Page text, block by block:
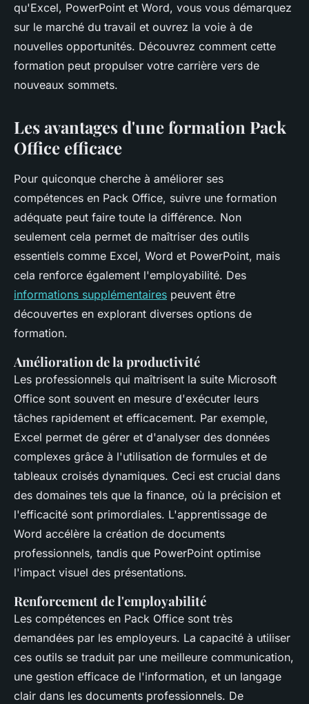
qu'Excel, PowerPoint et Word, vous vous démarquez
sur le marché du travail et ouvrez la voie à de
nouvelles opportunités. Découvrez comment cette
formation peut propulser votre carrière vers de
nouveaux sommets.
Les avantages d'une formation Pack
Office efficace
Pour quiconque cherche à améliorer ses
compétences en Pack Office, suivre une formation
adéquate peut faire toute la différence. Non
seulement cela permet de maîtriser des outils
essentiels comme Excel, Word et PowerPoint, mais
cela renforce également l'employabilité. Des
informations supplémentaires peuvent être
découvertes en explorant diverses options de
formation.
Amélioration de la productivité
Les professionnels qui maîtrisent la suite Microsoft
Office sont souvent en mesure d'exécuter leurs
tâches rapidement et efficacement. Par exemple,
Excel permet de gérer et d'analyser des données
complexes grâce à l'utilisation de formules et de
tableaux croisés dynamiques. Ceci est crucial dans
des domaines tels que la finance, où la précision et
l'efficacité sont primordiales. L'apprentissage de
Word accélère la création de documents
professionnels, tandis que PowerPoint optimise
l'impact visuel des présentations.
Renforcement de l'employabilité
Les compétences en Pack Office sont très
demandées par les employeurs. La capacité à utiliser
ces outils se traduit par une meilleure communication,
une gestion efficace de l'information, et un langage
clair dans les documents professionnels. De